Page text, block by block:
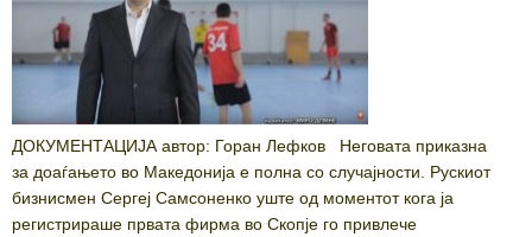
ДОКУМЕНТАЦИЈА автор: Горан Лефков Неговата приказна
за доаѓањето во Македонија е полна со случајности. Рускиот
бизнисмен Сергеј Самсоненко уште од моментот кога ја
регистрираше првата фирма во Скопје го привлече